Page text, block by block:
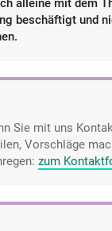
alleine mit dem
beschäftigt und
Sie mit uns
Vorschläge
zum